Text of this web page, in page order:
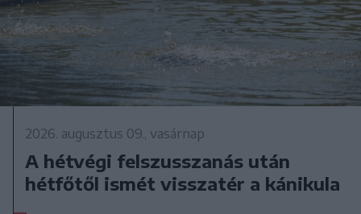
2026. augusztus 09., vasárnap
A hétvégi felszusszanás után
hétfőtől ismét visszatér a kánikula